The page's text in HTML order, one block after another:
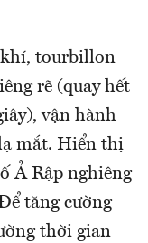
tourbillon
rẽ (quay hết
vận hành
mắt. Hiển thị
Ả Rập nghiêng
tăng cường
thời gian